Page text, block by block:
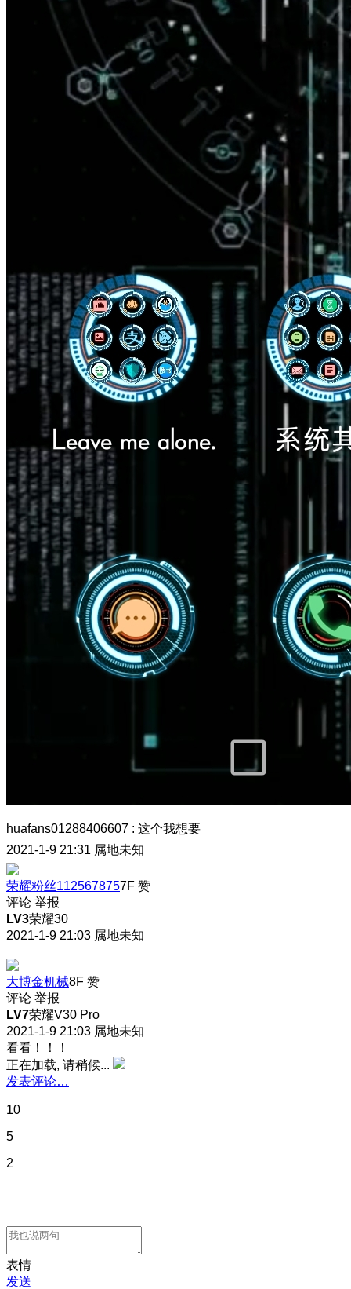
huafans01288406607 : 这个我想要
2021-1-9 21:31 属地未知
荣耀粉丝1125678757F 赞
评论 举报
LV3荣耀30
2021-1-9 21:03 属地未知
大博金机械8F 赞
评论 举报
LV7荣耀V30 Pro
2021-1-9 21:03 属地未知
看看！！！
正在加载, 请稍候...
发表评论…
10
5
2
表情
发送